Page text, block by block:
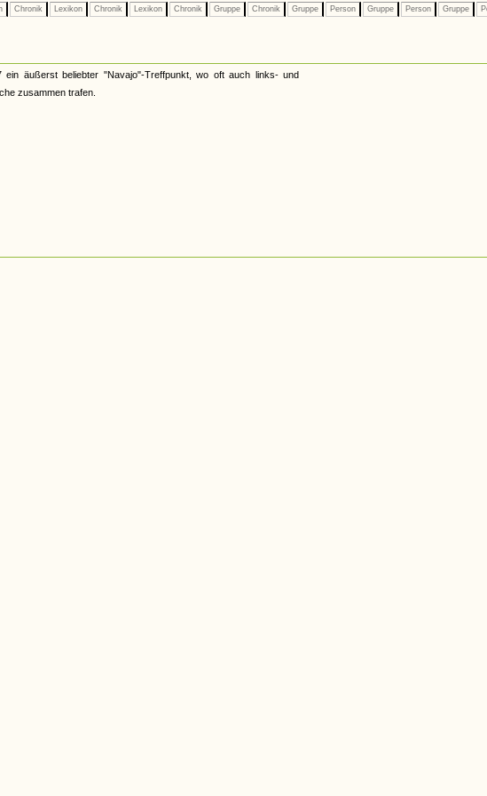
Chronik Lexikon Chronik Lexikon Chronik Gruppe Chronik Gruppe Person Gruppe Person Gruppe
ein äußerst beliebter "Navajo"-Treffpunkt, wo oft auch links- und
zusammen trafen.